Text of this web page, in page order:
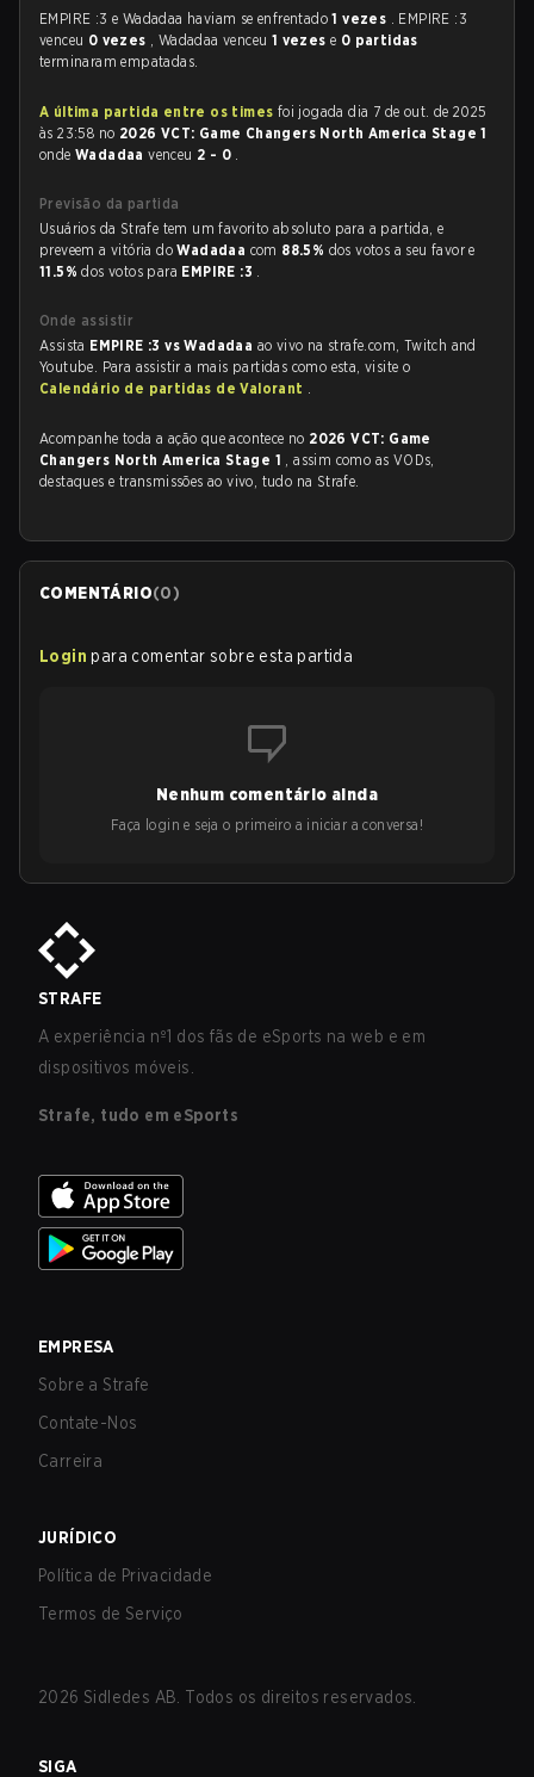
EMPIRE :3 e Wadadaa haviam se enfrentado1 vezes . EMPIRE :3
venceu 0 vezes , Wadadaa venceu 1 vezese 0 partidas
terminaram empatadas.
A última partida entre os times foi jogada dia 7 de out. de 2025
às 23:58 no 2026 VCT: Game Changers North America Stage 1
onde Wadadaavenceu 2 - 0 .
Previsão da partida
Usuários da Strafe tem um favorito absoluto para a partida, e
preveem a vitória doWadadaa com 88.5% dos votos a seu favor e
11.5%dos votos para EMPIRE :3 .
Onde assistir
Assista EMPIRE :3 vs Wadadaa ao vivo na strafe.com, Twitch and
Youtube. Para assistir a mais partidas como esta, visite o
Calendário de partidas de Valorant .
Acompanhe toda a ação que acontece no 2026 VCT: Game
Changers North America Stage 1 , assim como as VODs,
destaques e transmissões ao vivo, tudo na Strafe.
COMENTÁRIO(0)
Login para comentar sobre esta partida
Nenhum comentário ainda
Faça login e seja o primeiro a iniciar a conversa!
STRAFE
A experiência nº1 dos fãs de eSports na web e em
dispositivos móveis.
Strafe, tudo em eSports
EMPRESA
Sobre a Strafe
Contate-Nos
Carreira
JURÍDICO
Política de Privacidade
Termos de Serviço
2026 Sidledes AB. Todos os direitos reservados.
SIGA